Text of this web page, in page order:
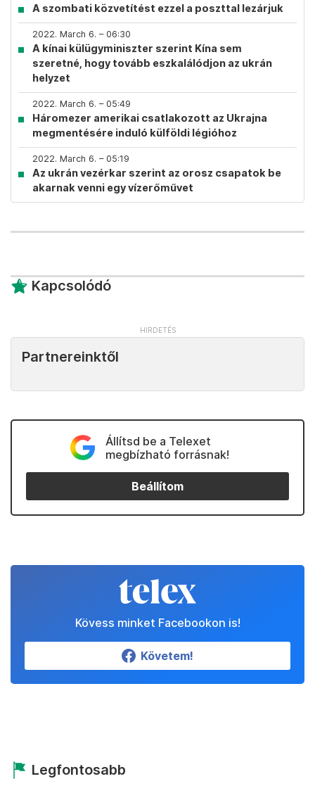
A szombati közvetítést ezzel a poszttal lezárjuk
2022. March 6. – 06:30
A kínai külügyminiszter szerint Kína sem
szeretné, hogy tovább eszkalálódjon az ukrán
helyzet
2022. March 6. – 05:49
Háromezer amerikai csatlakozott az Ukrajna
megmentésére induló külföldi légióhoz
2022. March 6. – 05:19
Az ukrán vezérkar szerint az orosz csapatok be
akarnak venni egy vízerőművet
Kapcsolódó
Partnereinktől
Állítsd be a Telexet
megbízható forrásnak!
Beállítom
Kövess minket Facebookon is!
Követem!
Legfontosabb